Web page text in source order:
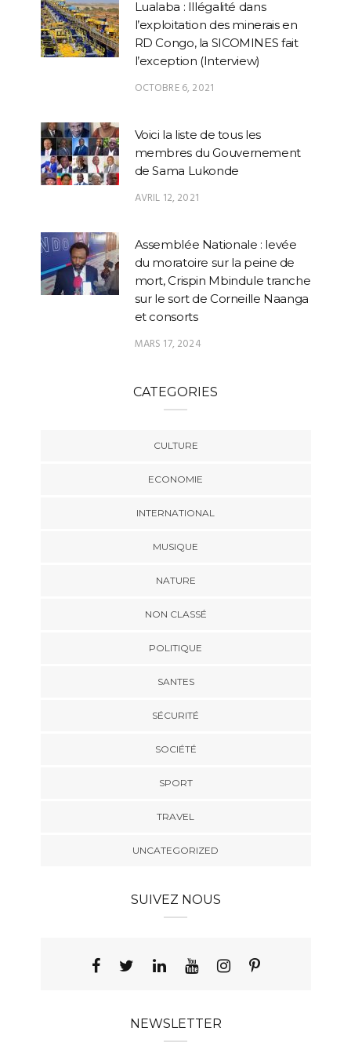
Lualaba : Illégalité dans
l’exploitation des minerais en
RD Congo, la SICOMINES fait
l’exception (Interview)
OCTOBRE 6, 2021
Voici la liste de tous les
membres du Gouvernement
de Sama Lukonde
AVRIL 12, 2021
Assemblée Nationale : levée
du moratoire sur la peine de
mort, Crispin Mbindule tranche
sur le sort de Corneille Naanga
et consorts
MARS 17, 2024
CATEGORIES
CULTURE
ECONOMIE
INTERNATIONAL
MUSIQUE
NATURE
NON CLASSÉ
POLITIQUE
SANTES
SÉCURITÉ
SOCIÉTÉ
SPORT
TRAVEL
UNCATEGORIZED
SUIVEZ NOUS
NEWSLETTER